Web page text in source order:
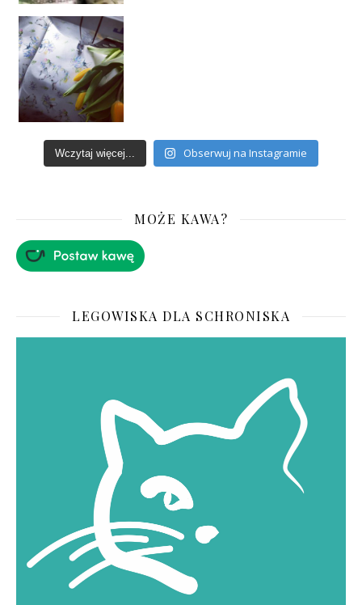
Wczytaj więcej... Obserwuj na Instagramie
MOŻE KAWA?
LEGOWISKA DLA SCHRONISKA